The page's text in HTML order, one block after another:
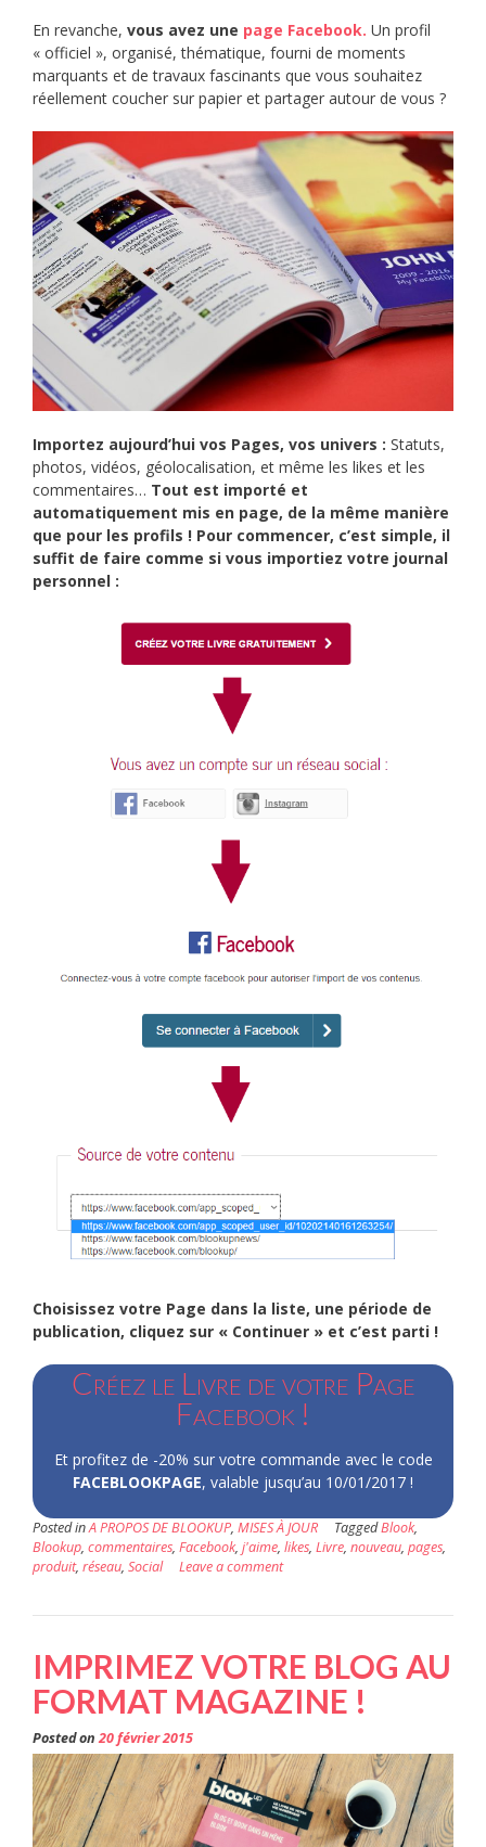
En revanche, vous avez une page Facebook. Un profil
« officiel », organisé, thématique, fourni de moments
marquants et de travaux fascinants que vous souhaitez
réellement coucher sur papier et partager autour de vous ?
Importez aujourd’hui vos Pages, vos univers : Statuts,
photos, vidéos, géolocalisation, et même les likes et les
commentaires… Tout est importé et
automatiquement mis en page, de la même manière
que pour les profils ! Pour commencer, c’est simple, il
suffit de faire comme si vous importiez votre journal
personnel :
Choisissez votre Page dans la liste, une période de
publication, cliquez sur « Continuer » et c’est parti !
Créez le Livre de votre Page
Facebook !
Et profitez de -20% sur votre commande avec le code
FACEBLOOKPAGE, valable jusqu’au 10/01/2017 !
Posted inA PROPOS DE BLOOKUP, MISES À JOUR TaggedBlook,
Blookup, commentaires, Facebook, j'aime, likes, Livre, nouveau, pages,
produit, réseau, Social Leave a comment
IMPRIMEZ VOTRE BLOG AU
FORMAT MAGAZINE !
Posted on20 février 2015